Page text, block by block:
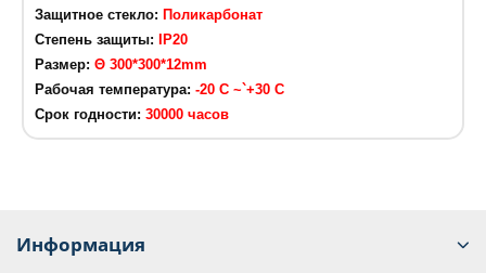
Защитное стекло: Поликарбонат
Степень защиты:
IP20
Размер: Θ 300*300*12mm
Рабочая температура: -20 C ~`+30 C
Срок годности: 30000 часов
Информация